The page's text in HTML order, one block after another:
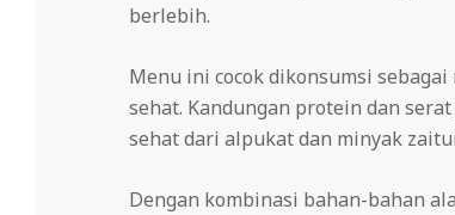
berlebih.
Menu ini cocok dikonsumsi
sehat. Kandungan protein dan
sehat dari alpukat dan minyak
Dengan kombinasi bahan-bahan